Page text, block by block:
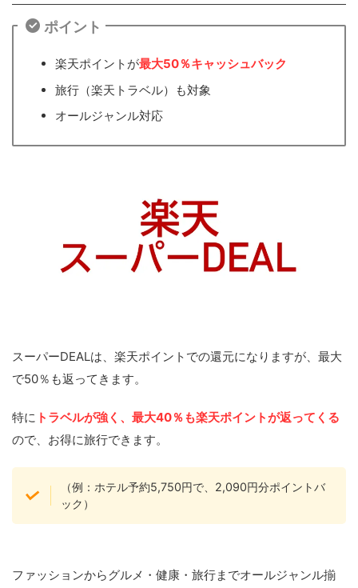
ポイント
楽天ポイントが最大50％キャッシュバック
旅行（楽天トラベル）も対象
オールジャンル対応
スーパーDEALは、楽天ポイントでの還元になりますが、最大
で50％も返ってきます。
特に トラベルが強く、最大40％も楽天ポイントが返ってくる
ので、お得に旅行できます。
（例：ホテル予約5,750円で、2,090円分ポイントバ
ック）
ファッションからグルメ・健康・旅行までオールジャンル揃